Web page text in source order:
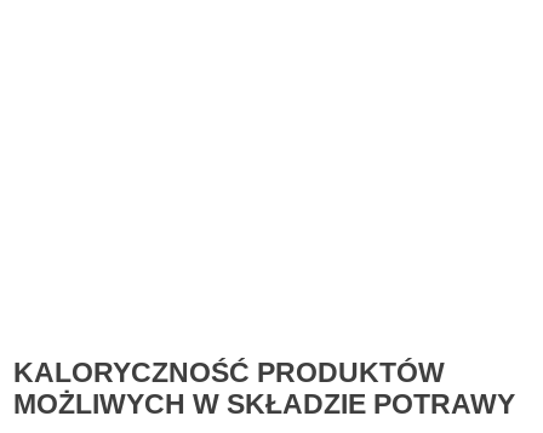
KALORYCZNOŚĆ PRODUKTÓW
MOŻLIWYCH W SKŁADZIE POTRAWY